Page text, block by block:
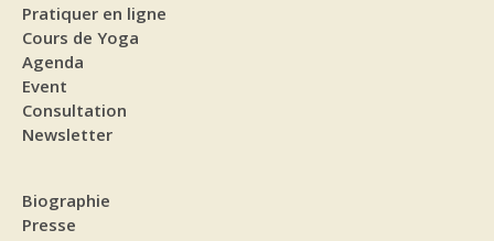
Pratiquer en ligne
Cours de Yoga
Agenda
Event
Consultation
Newsletter
Biographie
Presse